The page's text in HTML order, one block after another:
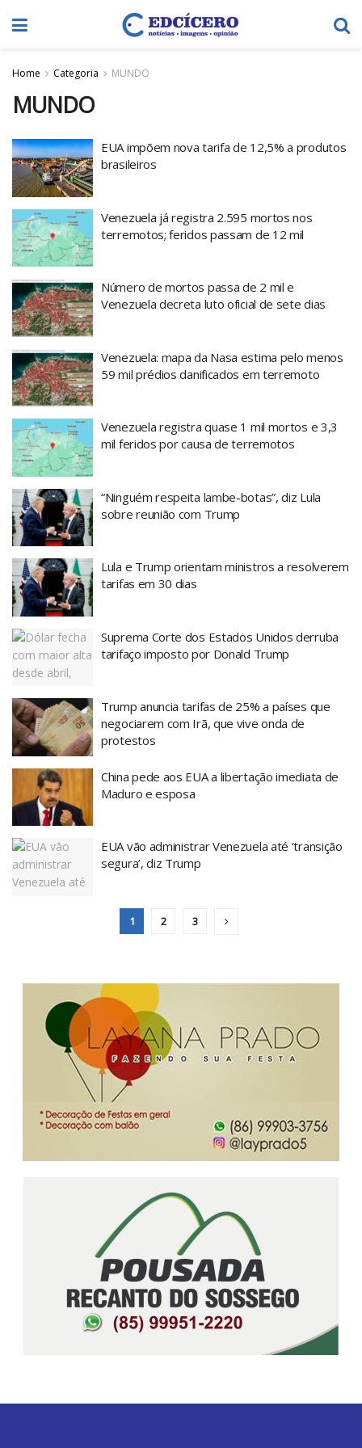
Home Categoria MUNDO
MUNDO
EUA impõem nova tarifa de 12,5% a produtos
brasileiros
Venezuela já registra 2.595 mortos nos
terremotos; feridos passam de 12 mil
Número de mortos passa de 2 mil e
Venezuela decreta luto oficial de sete dias
Venezuela: mapa da Nasa estima pelo menos
59 mil prédios danificados em terremoto
Venezuela registra quase 1 mil mortos e 3,3
mil feridos por causa de terremotos
“Ninguém respeita lambe-botas”, diz Lula
sobre reunião com Trump
Lula e Trump orientam ministros a resolverem
tarifas em 30 dias
Suprema Corte dos Estados Unidos derruba
tarifaço imposto por Donald Trump
Trump anuncia tarifas de 25% a países que
negociarem com Irã, que vive onda de
protestos
China pede aos EUA a libertação imediata de
Maduro e esposa
EUA vão administrar Venezuela até ‘transição
segura’, diz Trump
1 2 3